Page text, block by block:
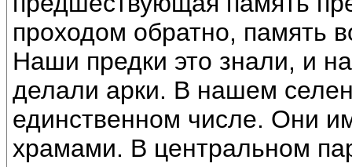
проходом обратно, память
Наши предки это знали, и
делали арки. В нашем
единственном числе. Они
храмами. В центральном